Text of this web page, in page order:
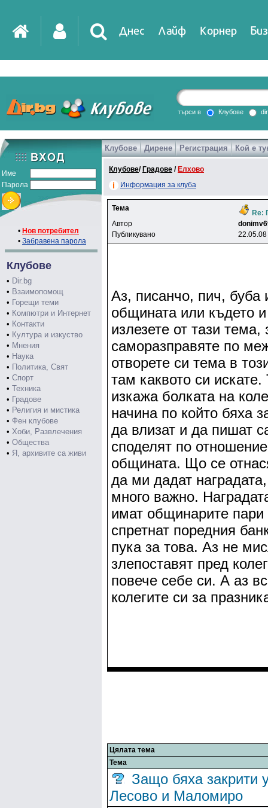
Днес Лайф Корнер
DirTV Impressio
Games
търси в Клубове
Име
Парола
• Нов потребител
• Забравена парола
Клубове
• Dir.bg
• Взаимопомощ
• Горещи теми
• Компютри и Интернет
• Контакти
• Култура и изкуство
• Мнения
• Наука
• Политика, Свят
• Спорт
• Техника
• Градове
• Религия и мистика
• Фен клубове
• Хоби, Развлечения
• Общества
• Я, архивите са живи
Клубове Дирене Регистрация Кой е
Клубове/ Градове / Елхово
Информация за клуба
Тема
Re:
Автор
Публикувано
Аз, писанчо, пич, буба
общината или където
излезете от тази
саморазправяте по
отворете си тема в
там каквото си
изкажа болката на
начина по който бяха
да влизат и да пишат
споделят по
общината. Що се
да ми дадат
много важно.
имат общинарите пари
спретнат поредния
пука за това. Аз не
злепоставят пред
повече себе си. А аз
колегите си за
Цялата тема
Тема
Защо бяха закрити
Лесово и Маломиро